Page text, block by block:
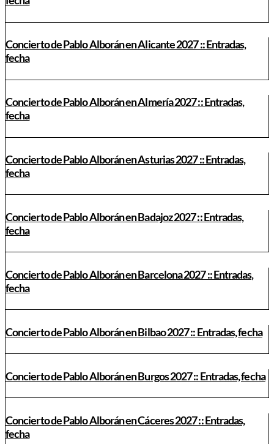
Concierto de Pablo Alborán en Alicante 2027 :: Entradas,
fecha
Concierto de Pablo Alborán en Almería 2027 :: Entradas,
fecha
Concierto de Pablo Alborán en Asturias 2027 :: Entradas,
fecha
Concierto de Pablo Alborán en Badajoz 2027 :: Entradas,
fecha
Concierto de Pablo Alborán en Barcelona 2027 :: Entradas,
fecha
Concierto de Pablo Alborán en Bilbao 2027 :: Entradas, fecha
Concierto de Pablo Alborán en Burgos 2027 :: Entradas, fecha
Concierto de Pablo Alborán en Cáceres 2027 :: Entradas,
fecha